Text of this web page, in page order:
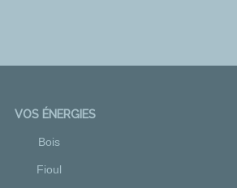
VOS ÉNERGIES
Bois
Fioul